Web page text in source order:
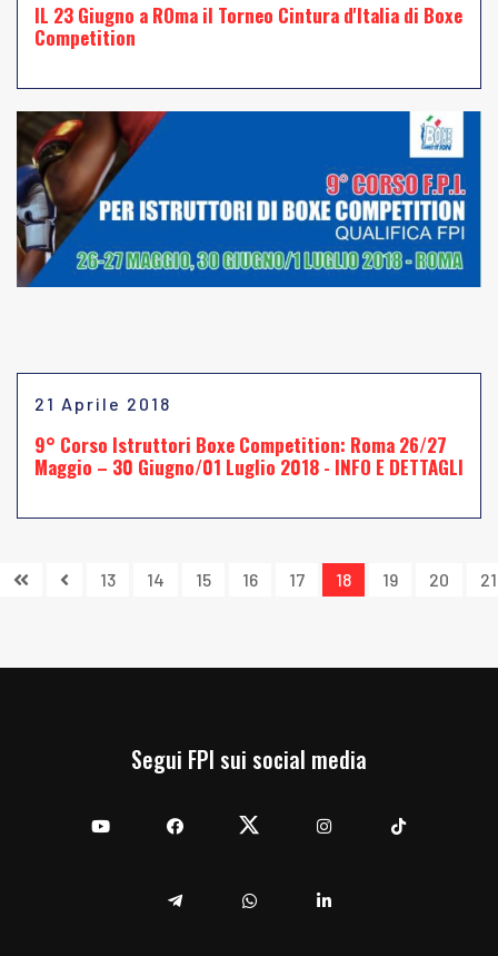
IL 23 Giugno a ROma il Torneo Cintura d'Italia di Boxe
Competition
21 Aprile 2018
9° Corso Istruttori Boxe Competition: Roma 26/27
Maggio – 30 Giugno/01 Luglio 2018 - INFO E DETTAGLI
13 14 15 16 17 18 19 20 21
Segui FPI sui social media